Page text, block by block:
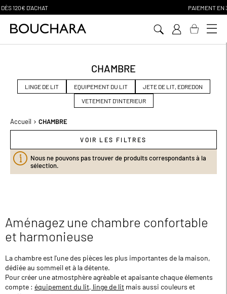
CHAMBRE
LINGE DE LIT EQUIPEMENT DU LIT
JETE DE LIT, EDREDON
VETEMENT D'INTERIEUR
Accueil CHAMBRE
VOIR LES FILTRES
Nous ne pouvons pas trouver de produits correspondants à la
sélection.
Aménagez une chambre confortable
et harmonieuse
La chambre est l'une des pièces les plus importantes de la maison,
dédiée au sommeil et à la détente.
Pour créer une atmostphère agrèable et apaisante chaque élements
compte : équipement du lit, linge de lit mais aussi couleurs et